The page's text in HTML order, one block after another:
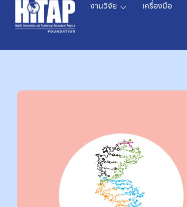
งานวิจัย เครื่องมือ